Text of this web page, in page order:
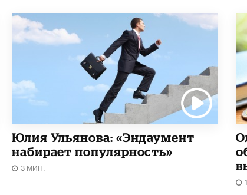
Юлия Ульянова: «Эндаумент
набирает популярность»
3 МИН.